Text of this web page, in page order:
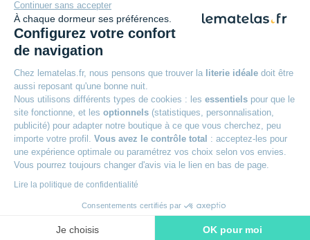
Continuer sans accepter
À chaque dormeur ses préférences.
Configurez votre confort
de navigation
Chez lematelas.fr, nous pensons que trouver la literie idéale doit être
aussi reposant qu'une bonne nuit.
Nous utilisons différents types de cookies : les essentiels pour que le
site fonctionne, et les optionnels (statistiques, personnalisation,
publicité) pour adapter notre boutique à ce que vous cherchez, peu
importe votre profil. Vous avez le contrôle total : acceptez-les pour
une expérience optimale ou paramétrez vos choix selon vos envies.
Vous pourrez toujours changer d'avis via le lien en bas de page.
Lire la politique de confidentialité
Consentements certifiés par
Je choisis OK pour moi
Avis des clients
40x60
4,00/5
Camuzet
Posté le 25/06/2025
Oreiller Epeda Idylle confort moelleux 40x60
Produit conforme, bon rapport qualité prix.